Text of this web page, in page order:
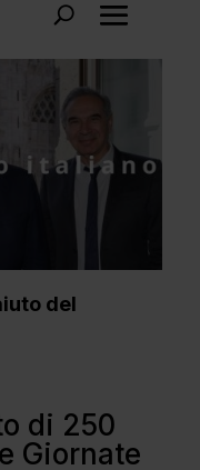
del
di 250
Giornate